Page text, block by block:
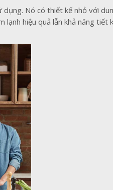
Nó có thiết kế nhỏ với
hiệu quả lẫn khả năng tiết